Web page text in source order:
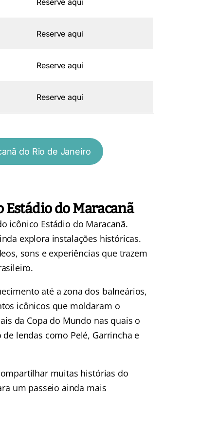
Reserve aqui
Reserve aqui
Reserve aqui
do Rio de Janeiro
do Maracanã
icônico Estádio do Maracanã.
explora instalações históricas.
sons e experiências que trazem
até a zona dos balneários,
icônicos que moldaram o
da Copa do Mundo nas quais o
lendas como Pelé, Garrincha e
muitas histórias do
um passeio ainda mais